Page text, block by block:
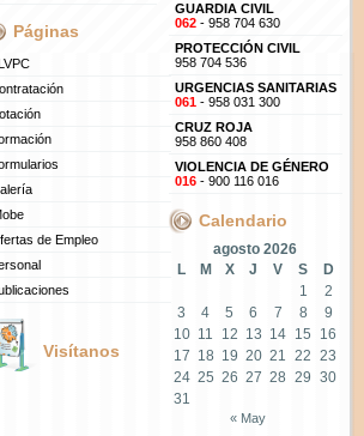
Páginas
de Empleo
Visítanos
GUARDIA CIVIL
062- 958 704 630
PROTECCIÓN CIVIL
958 704 536
URGENCIAS SANITARIAS
061- 958 031 300
CRUZ ROJA
958 860 408
VIOLENCIA DE GÉNERO
016- 900 116 016
Calendario
agosto 2026
L
M X J V S
D
1
2
3
4 5 6 7 8
9
10 11 12 13 14 15
16
17 18 19 20 21 22 23
24 25 26 27 28 29 30
31
« May